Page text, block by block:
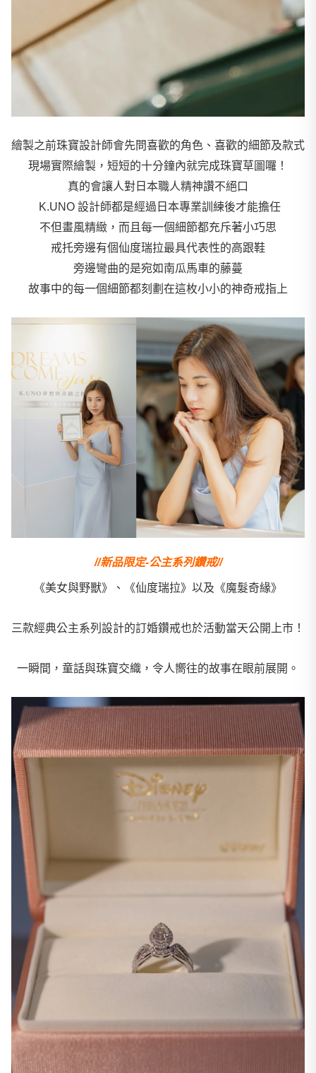
繪製之前珠寶設計師會先問喜歡的角色、喜歡的細節及款式
現場實際繪製，短短的十分鐘內就完成珠寶草圖囉！
真的會讓人對日本職人精神讚不絕口
K.UNO 設計師都是經過日本專業訓練後才能擔任
不但畫風精緻，而且每一個細節都充斥著小巧思
戒托旁邊有個仙度瑞拉最具代表性的高跟鞋
旁邊彎曲的是宛如南瓜馬車的藤蔓
故事中的每一個細節都刻劃在這枚小小的神奇戒指上
//新品限定-公主系列鑽戒//
《美女與野獸》、《仙度瑞拉》以及《魔髮奇緣》
三款經典公主系列設計的訂婚鑽戒也於活動當天公開上市！
一瞬間，童話與珠寶交織，令人嚮往的故事在眼前展開。